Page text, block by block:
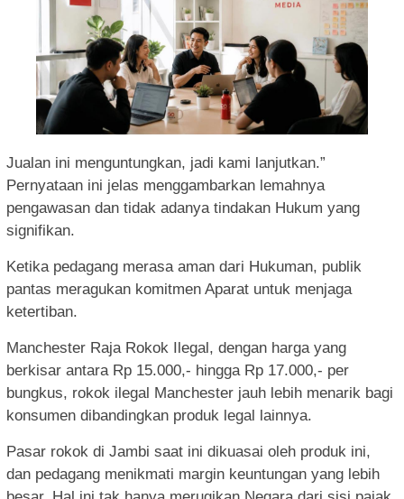
Jualan ini menguntungkan, jadi kami lanjutkan.”
Pernyataan ini jelas menggambarkan lemahnya
pengawasan dan tidak adanya tindakan Hukum yang
signifikan.
Ketika pedagang merasa aman dari Hukuman, publik
pantas meragukan komitmen Aparat untuk menjaga
ketertiban.
Manchester Raja Rokok Ilegal, dengan harga yang
berkisar antara Rp 15.000,- hingga Rp 17.000,- per
bungkus, rokok ilegal Manchester jauh lebih menarik bagi
konsumen dibandingkan produk legal lainnya.
Pasar rokok di Jambi saat ini dikuasai oleh produk ini,
dan pedagang menikmati margin keuntungan yang lebih